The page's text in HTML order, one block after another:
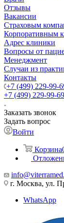
Отзывы
Вакансии
Страховым
Корпоративным
Адрес клиники
Вопросы от
Менеджмент
Случаи из
Контакты
+7 (499) 229-99-
+7 (499) 229-99-69
Заказать звонок
Задать вопрос
Войти
Корзина
г. Москва, ул.
WhatsApp